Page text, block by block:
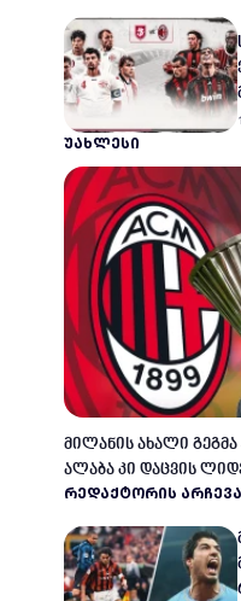
ᲣᲐᲮᲚᲔᲡᲘ
მილანის ახალი
ალაბა კი დაცვის
ᲠᲔᲓᲐᲥᲢᲝᲠᲘᲡ